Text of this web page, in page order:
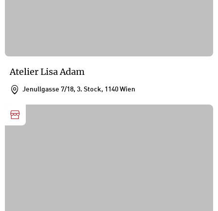
Atelier Lisa Adam
Jenullgasse 7/18, 3. Stock, 1140 Wien